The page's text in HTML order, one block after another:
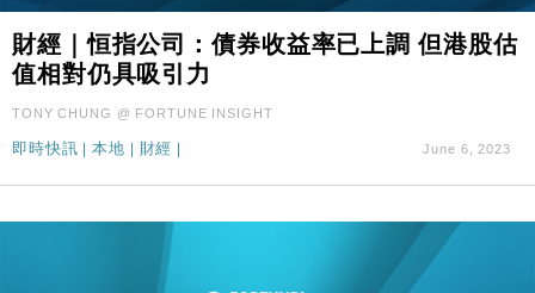
財經｜恒指公司：債券收益率已上調 但港股估
值相對仍具吸引力
TONY CHUNG @ FORTUNE INSIGHT
即時快訊 |本地 財經 June 6, 2023